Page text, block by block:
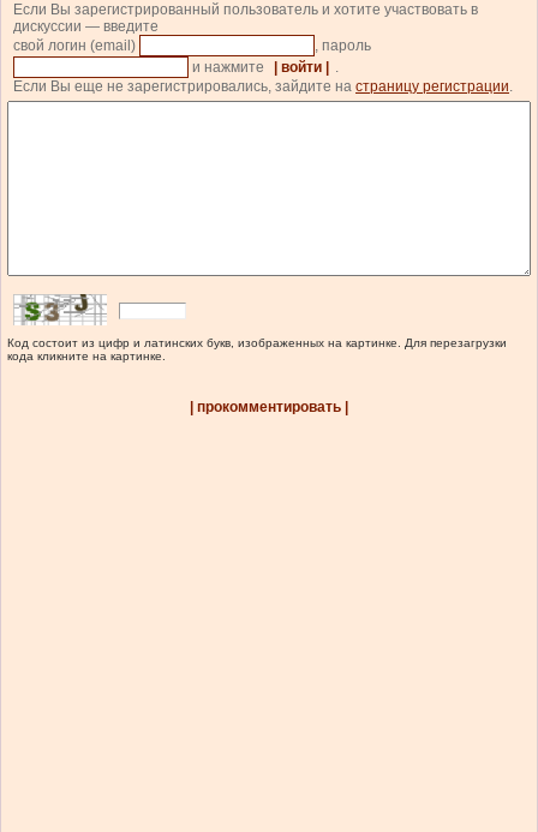
Если Вы зарегистрированный пользователь и хотите участвовать в
дискуссии — введите
свой логин (email)
, пароль
и нажмите
| войти |
.
Если Вы еще не зарегистрировались, зайдите на страницу регистрации.
Код состоит из цифр и латинских букв, изображенных на картинке. Для перезагрузки
кода кликните на картинке.
| прокомментировать |